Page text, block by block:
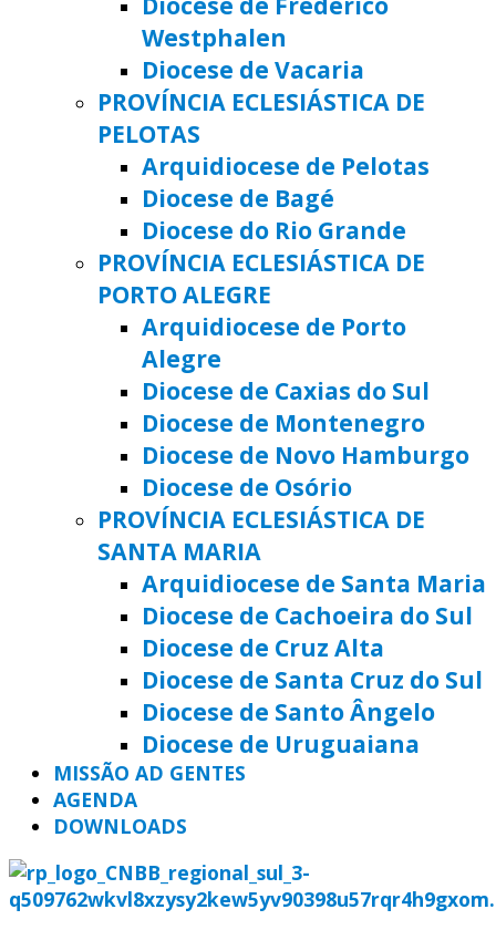
Westphalen
Diocese de Vacaria
PROVÍNCIA ECLESIÁSTICA DE
PELOTAS
Arquidiocese de Pelotas
Diocese de Bagé
Diocese do Rio Grande
PROVÍNCIA ECLESIÁSTICA DE
PORTO ALEGRE
Arquidiocese de Porto
Alegre
Diocese de Caxias do Sul
Diocese de Montenegro
Diocese de Novo Hamburgo
Diocese de Osório
PROVÍNCIA ECLESIÁSTICA DE
SANTA MARIA
Arquidiocese de Santa Maria
Diocese de Cachoeira do Sul
Diocese de Cruz Alta
Diocese de Santa Cruz do Sul
Diocese de Santo Ângelo
Diocese de Uruguaiana
MISSÃO AD GENTES
AGENDA
DOWNLOADS